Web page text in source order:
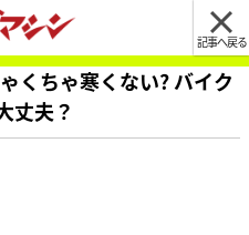
記事へ戻る
くちゃ寒くない? バイク
丈夫？